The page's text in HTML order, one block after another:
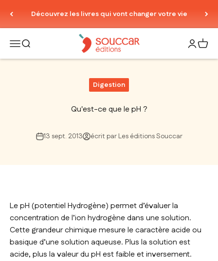
Découvrez les livres qui vont changer votre vie
Ouvrir la navigation
Ouvrir la rechercheThierry Souccar Editions Ouvrir
Voir
Digestion
Qu'est-ce que le pH ?
13 sept. 2013 écrit par Les éditions Souccar
Le pH (potentiel Hydrogène) permet d’évaluer la
concentration de l’ion hydrogène dans une solution.
Cette grandeur chimique mesure le caractère acide ou
basique d’une solution aqueuse. Plus la solution est
acide, plus la valeur du pH est faible et inversement.